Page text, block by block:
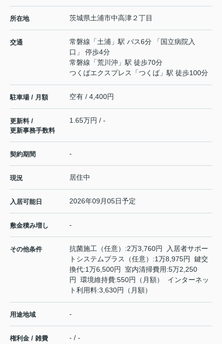
所在地 茨城県土浦市中高津２丁目
交通 常磐線 「土浦 」駅 バス6分 「国立病院入
口」 停歩4分
常磐線 「荒川沖 」駅 徒歩70分
つくばエクスプレス
「つくば 」駅 徒歩100分
駐車場 / 月額 空有 / 4,400円
更新料 /
更新事務手数料
1.65万円 / -
契約期間 -
現況 居住中
入居可能日 2026年09月05日予定
敷金積み増し -
その他条件
抗菌施工（任意）:2万3,760円 入居者サポー
トシステムプラス（任意）:1万8,975円 鍵交
換代:1万6,500円 室内清掃費用:5万2,250
円 環境維持費:550円（月額） インターネッ
ト利用料:3,630円（月額）
用途地域 -
権利金 / 雑費 - / -